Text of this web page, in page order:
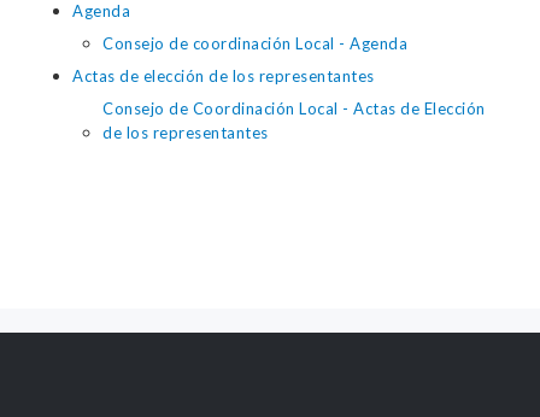
Agenda
Consejo de coordinación Local - Agenda
Actas de elección de los representantes
Consejo de Coordinación Local - Actas de Elección
de los representantes